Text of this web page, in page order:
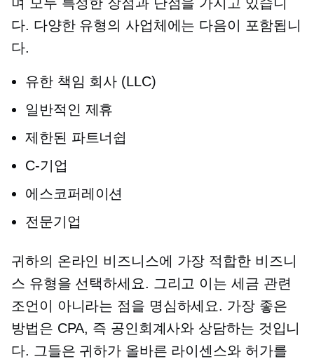
다. 다양한 유형의 사업체에는 다음이 포함됩니
다.
유한 책임 회사 (LLC)
일반적인 제휴
제한된 파트너쉽
C-기업
에스코퍼레이션
전문기업
귀하의 온라인 비즈니스에 가장 적합한 비즈니
스 유형을 선택하세요. 그리고 이는 세금 관련
조언이 아니라는 점을 명심하세요. 가장 좋은
방법은 CPA, 즉 공인회계사와 상담하는 것입니
다. 그들은 귀하가 올바른 라이센스와 허가를